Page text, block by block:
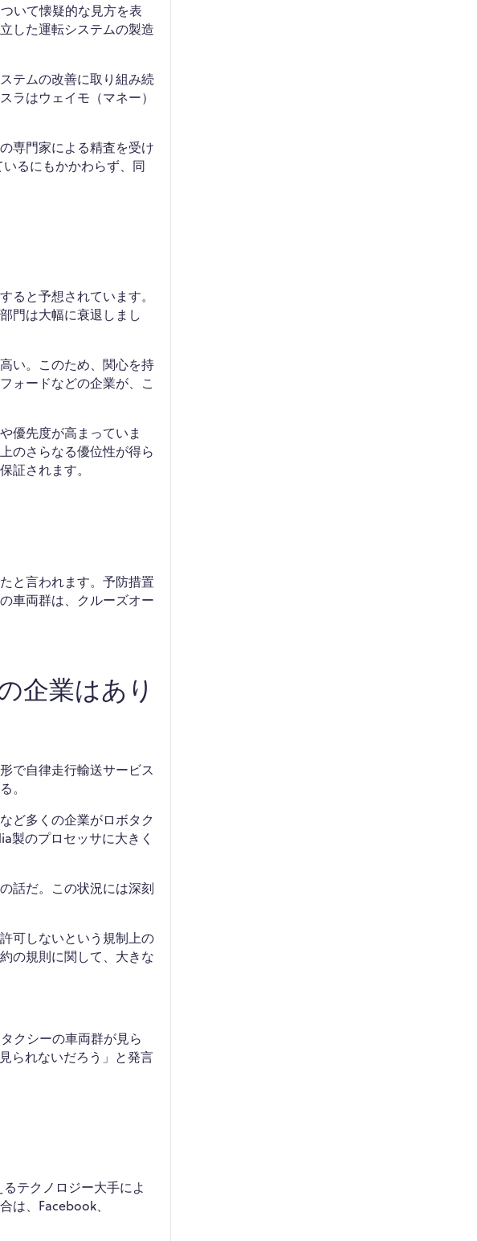
いて懐疑的な見方を表
した運転システムの製造
テムの改善に取り組み続
ラはウェイモ（マネー）
専門家による精査を受け
るにもかかわらず、同
ると予想されています。
門は大幅に衰退しまし
い。このため、関心を持
ォードなどの企業が、こ
優先度が高まっていま
のさらなる優位性が得ら
証されます。
と言われます。予防措置
車両群は、クルーズオー
企業はあり
で自律走行輸送サービス
。
ど多くの企業がロボタク
製のプロセッサに大きく
話だ。この状況には深刻
可しないという規制上の
の規則に関して、大きな
クシーの車両群が見ら
られないだろう」と発言
テクノロジー大手によ
は、Facebook、